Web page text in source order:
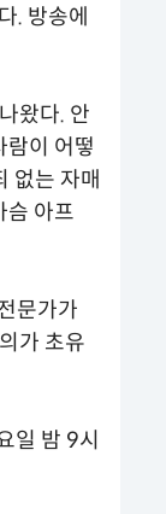
. 방송에
왔다. 안
람이 어떻
없는 자매
슴 아프
문가가
가 초유
일 밤 9시